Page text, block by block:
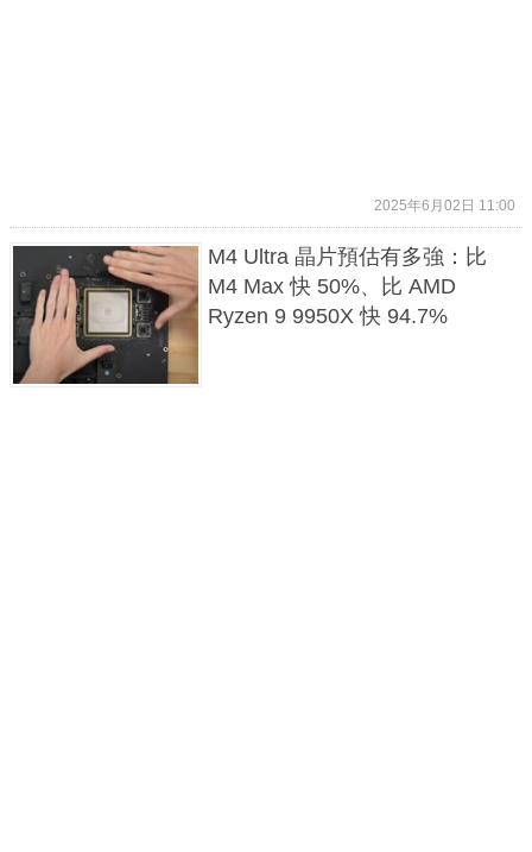
2025年6月02日 11:00
M4 Ultra 晶片預估有多強：比
M4 Max 快 50%、比 AMD
Ryzen 9 9950X 快 94.7%